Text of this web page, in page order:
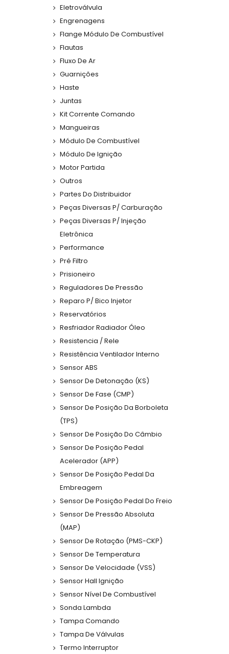
Eletroválvula
Engrenagens
Flange Módulo De Combustível
Flautas
Fluxo De Ar
Guarnições
Haste
Juntas
Kit Corrente Comando
Mangueiras
Módulo De Combustível
Módulo De Ignição
Motor Partida
Outros
Partes Do Distribuidor
Peças Diversas P/ Carburação
Peças Diversas P/ Injeção
Eletrônica
Performance
Pré Filtro
Prisioneiro
Reguladores De Pressão
Reparo P/ Bico Injetor
Reservatórios
Resfriador Radiador Óleo
Resistencia / Rele
Resistência Ventilador Interno
Sensor ABS
Sensor De Detonação (KS)
Sensor De Fase (CMP)
Sensor De Posição Da Borboleta
(TPS)
Sensor De Posição Do Câmbio
Sensor De Posição Pedal
Acelerador (APP)
Sensor De Posição Pedal Da
Embreagem
Sensor De Posição Pedal Do Freio
Sensor De Pressão Absoluta
(MAP)
Sensor De Rotação (PMS-CKP)
Sensor De Temperatura
Sensor De Velocidade (VSS)
Sensor Hall Ignição
Sensor Nível De Combustível
Sonda Lambda
Tampa Comando
Tampa De Válvulas
Termo Interruptor